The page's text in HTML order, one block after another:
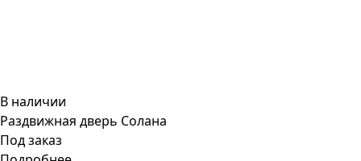
В наличии
Раздвижная дверь Солана
Под заказ